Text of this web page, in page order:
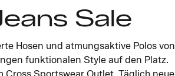
Sale
Hosen und atmungsaktive Polos von
funktionalen Style auf den Platz.